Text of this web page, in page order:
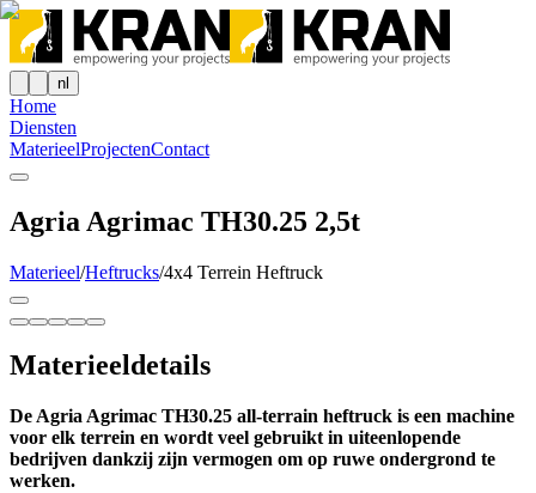
nl
Home
Diensten
MaterieelProjectenContact
Agria Agrimac TH30.25 2,5t
Materieel/Heftrucks/4x4 Terrein Heftruck
Materieeldetails
De Agria Agrimac TH30.25 all-terrain heftruck is een machine
voor elk terrein en wordt veel gebruikt in uiteenlopende
bedrijven dankzij zijn vermogen om op ruwe ondergrond te
werken.